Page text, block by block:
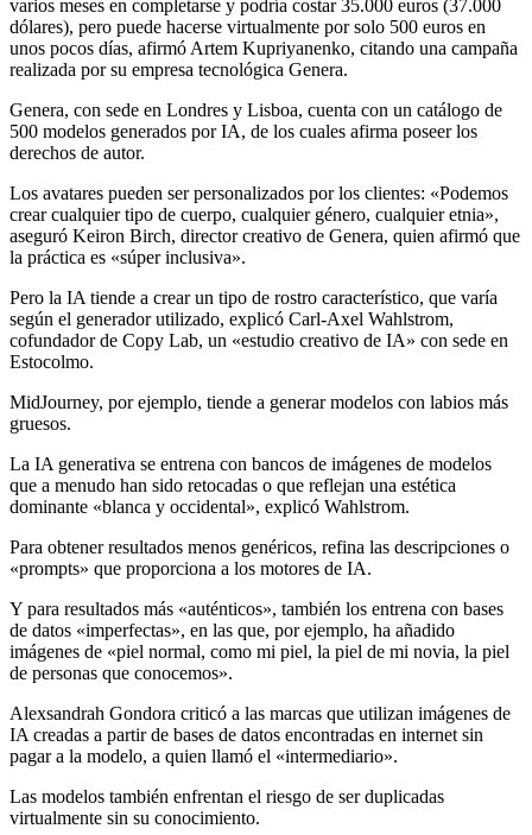
varios meses en completarse y podría costar 35.000 euros (37.000
dólares), pero puede hacerse virtualmente por solo 500 euros en
unos pocos días, afirmó Artem Kupriyanenko, citando una campaña
realizada por su empresa tecnológica Genera.
Genera, con sede en Londres y Lisboa, cuenta con un catálogo de
500 modelos generados por IA, de los cuales afirma poseer los
derechos de autor.
Los avatares pueden ser personalizados por los clientes: «Podemos
crear cualquier tipo de cuerpo, cualquier género, cualquier etnia»,
aseguró Keiron Birch, director creativo de Genera, quien afirmó que
la práctica es «súper inclusiva».
Pero la IA tiende a crear un tipo de rostro característico, que varía
según el generador utilizado, explicó Carl-Axel Wahlstrom,
cofundador de Copy Lab, un «estudio creativo de IA» con sede en
Estocolmo.
MidJourney, por ejemplo, tiende a generar modelos con labios más
gruesos.
La IA generativa se entrena con bancos de imágenes de modelos
que a menudo han sido retocadas o que reflejan una estética
dominante «blanca y occidental», explicó Wahlstrom.
Para obtener resultados menos genéricos, refina las descripciones o
«prompts» que proporciona a los motores de IA.
Y para resultados más «auténticos», también los entrena con bases
de datos «imperfectas», en las que, por ejemplo, ha añadido
imágenes de «piel normal, como mi piel, la piel de mi novia, la piel
de personas que conocemos».
Alexsandrah Gondora criticó a las marcas que utilizan imágenes de
IA creadas a partir de bases de datos encontradas en internet sin
pagar a la modelo, a quien llamó el «intermediario».
Las modelos también enfrentan el riesgo de ser duplicadas
virtualmente sin su conocimiento.